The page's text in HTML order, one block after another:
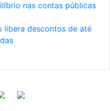
nas contas públicas
libera descontos de até